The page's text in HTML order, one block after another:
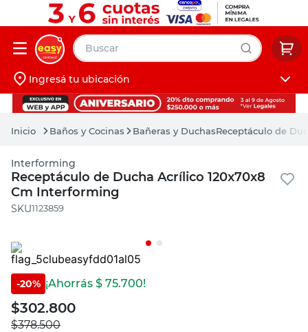
Buscar
Iniciá sesión
Ingresá tu ubicación
Baños y Cocinas Bañeras y DuchasReceptáculo de
Interforming
Receptáculo de Ducha Acrílico 120x70x8
Cm Interforming
:1123859
-20% ¡Ahorrás $ 75.700!
$302.800
$378.500
muebles
pintura
escritorio
puertas
placard